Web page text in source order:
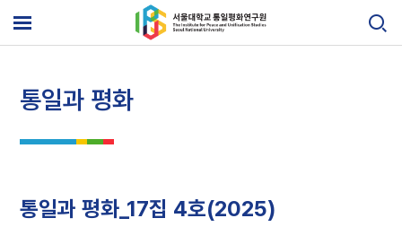
to
content
기
통일과 평화
통일과 평화_17집 4호(2025)